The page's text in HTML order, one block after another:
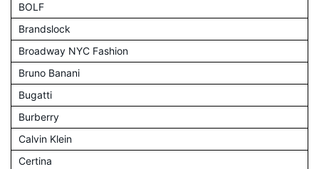
BOLF
Brandslock
Broadway NYC Fashion
Bruno Banani
Bugatti
Burberry
Calvin Klein
Certina